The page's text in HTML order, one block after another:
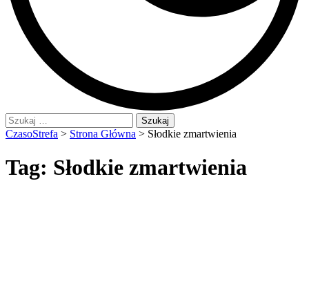
Szukaj:
CzasoStrefa > Strona Główna > Słodkie zmartwienia
Tag: Słodkie zmartwienia